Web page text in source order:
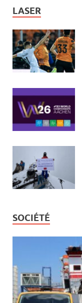
LASER
SOCIÉTÉ